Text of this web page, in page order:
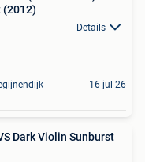
(2012)
Details
16 jul 26
Dark Violin Sunburst